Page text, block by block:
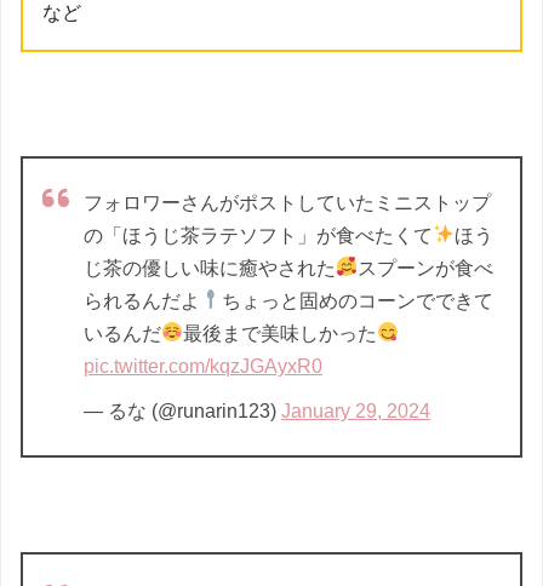
など
フォロワーさんがポストしていたミニストップ
の「ほうじ茶ラテソフト」が食べたくて
ほう
じ茶の優しい味に癒やされた
スプーンが食べ
られるんだよ
ちょっと固めのコーンでできて
いるんだ
最後まで美味しかった
pic.twitter.com/kqzJGAyxR0
— るな (@runarin123) January 29, 2024